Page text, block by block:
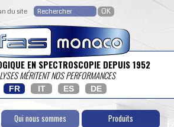
du site
EN SPECTROSCOPIE DEPUIS 1952
MÉRITENT NOS PERFORMANCES
FR IT ES DE
Qui nous sommes
Produits